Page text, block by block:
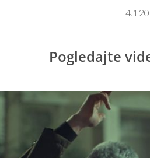
Pogledajte